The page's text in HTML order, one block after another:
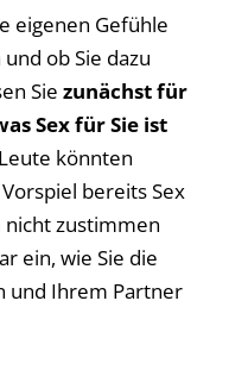
eigenen Gefühle
ob Sie dazu
Sie zunächst für
Sex für Sie ist
könnten
bereits Sex
zustimmen
ein, wie Sie die
und Ihrem Partner